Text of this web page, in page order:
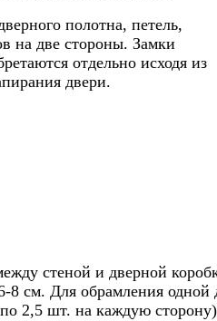
полотна, петель,
на две стороны. Замки
отдельно исходя из
двери.
стеной и дверной
8 см. Для обрамления одной
2,5 шт. на каждую сторону)